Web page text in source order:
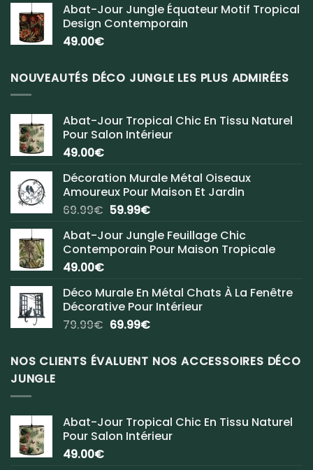
Abat-Jour Jungle Équateur Motif Tropical
Design Contemporain
49.00€
NOUVEAUTÉS DÉCO JUNGLE LES PLUS ADMIRÉES
Abat-Jour Tropical Chic En Tissu Naturel
Pour Salon Intérieur
49.00€
Décoration Murale Métal Oiseaux
Amoureux Pour Maison Et Jardin
69.99€ Le
initial
était :
59.99€Le
actuel
est :
Abat-Jour Jungle Feuillage Chic
Contemporain Pour Maison Tropicale
49.00€
Déco Murale En Métal Chats À La Fenêtre
Décorative Pour Intérieur
79.99€ Le
initial
était :
69.99€Le
actuel
est :
NOS CLIENTS ÉVALUENT NOS ACCESSOIRES DÉCO
JUNGLE
Abat-Jour Tropical Chic En Tissu Naturel
Pour Salon Intérieur
49.00€